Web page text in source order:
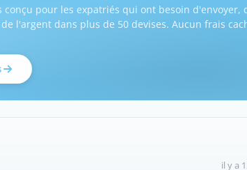
conçu pour les expatriés qui ont besoin d'envoyer,
l'argent dans plus de 50 devises. Aucun frais
il y a